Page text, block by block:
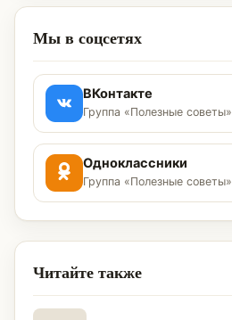
Мы в соцсетях
ВКонтакте
Группа «Полезные советы»
Одноклассники
Группа «Полезные советы»
Читайте также